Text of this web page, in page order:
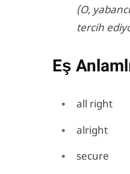
(O,
tercih
Eş
all right
alright
secure